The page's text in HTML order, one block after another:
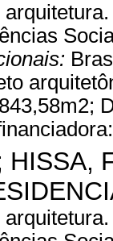
arquitetura.
HISSA,
arquitetura.